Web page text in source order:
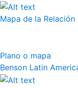
Mapa de la
Plano o mapa
Benson Latin